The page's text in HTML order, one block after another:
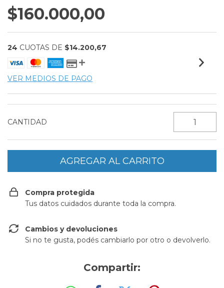
$160.000,00
24 CUOTAS DE $14.200,67
VER MEDIOS DE PAGO
CANTIDAD
Compra protegida
Tus datos cuidados durante toda la compra.
Cambios y devoluciones
Si no te gusta, podés cambiarlo por otro o devolverlo.
Compartir: